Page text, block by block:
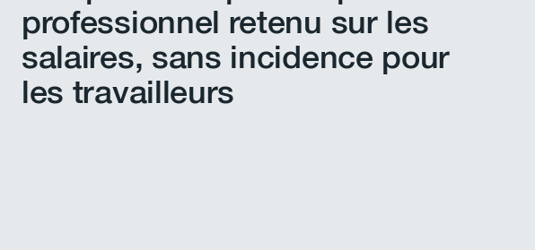
professionnel retenu sur les
salaires, sans incidence pour
les travailleurs